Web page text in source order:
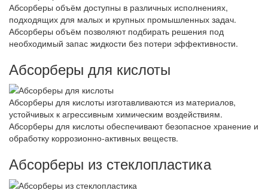
Абсорберы объём доступны в различных исполнениях,
подходящих для малых и крупных промышленных задач.
Абсорберы объём позволяют подбирать решения под
необходимый запас жидкости без потери эффективности.
Абсорберы для кислоты
Абсорберы для кислоты изготавливаются из материалов,
устойчивых к агрессивным химическим воздействиям.
Абсорберы для кислоты обеспечивают безопасное хранение и
обработку коррозионно-активных веществ.
Абсорберы из стеклопластика